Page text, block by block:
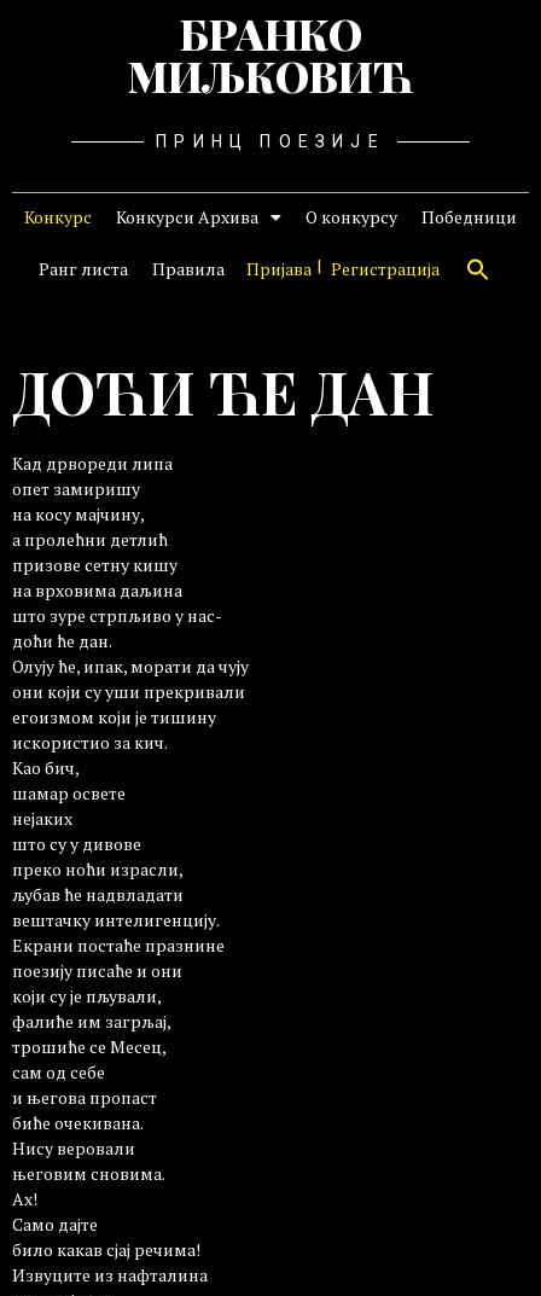
БРАНКО
МИЉКОВИЋ
ПРИНЦ ПОЕЗИЈЕ
Конкурс Конкурси Архива О конкурсу Победници
Ранг листа Правила Пријава Регистрација
ДОЋИ ЋЕ ДАН
Кад дрвореди липа
опет замиришу
на косу мајчину,
а пролећни детлић
призове сетну кишу
на врховима даљина
што зуре стрпљиво у нас-
доћи ће дан.
Олују ће, ипак, морати да чују
они који су уши прекривали
егоизмом који је тишину
искористио за кич.
Као бич,
шамар освете
нејаких
што су у дивове
преко ноћи израсли,
љубав ће надвладати
вештачку интелигенцију.
Екрани постаће празнине
поезију писаће и они
који су је пљували,
фалиће им загрљај,
трошиће се Месец,
сам од себе
и његова пропаст
биће очекивана.
Нису веровали
његовим сновима.
Ах!
Само дајте
било какав сјај речима!
Извуците из нафталина